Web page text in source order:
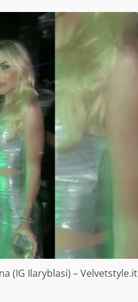
(IG Ilaryblasi) – Velvetstyle.it